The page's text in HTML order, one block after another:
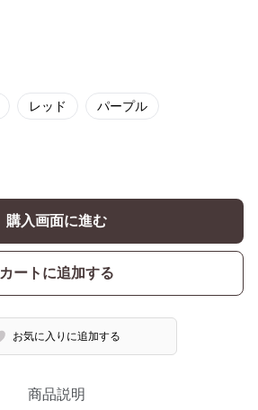
レッド パープル
購入画面に進む
カートに追加する
お気に入りに追加する
商品説明